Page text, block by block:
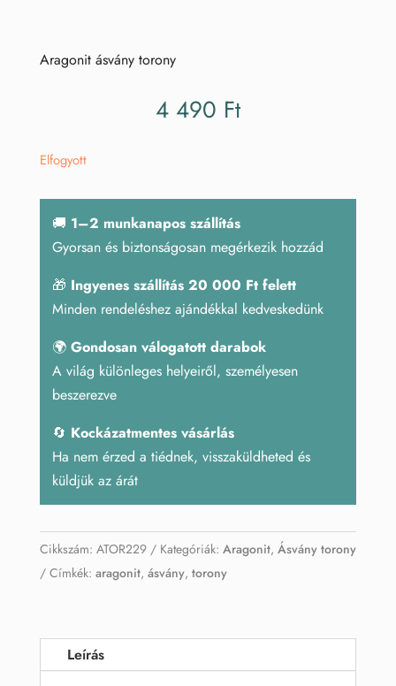
Aragonit ásvány torony
4 490 Ft
Elfogyott
🚚 1–2 munkanapos szállítás
Gyorsan és biztonságosan megérkezik hozzád
🎁 Ingyenes szállítás 20 000 Ft felett
Minden rendeléshez ajándékkal kedveskedünk
🌍 Gondosan válogatott darabok
A világ különleges helyeiről, személyesen
beszerezve
🔄 Kockázatmentes vásárlás
Ha nem érzed a tiédnek, visszaküldheted és
küldjük az árát
Cikkszám: ATOR229 Kategóriák: Aragonit, Ásvány torony
Címkék: aragonit, ásvány, torony
Leírás